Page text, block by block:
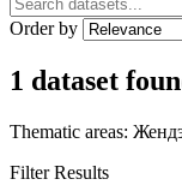
Order by
1 dataset
Thematic areas:
Filter Results